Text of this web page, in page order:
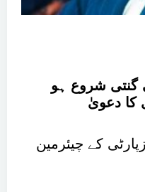
گنتی شروع ہو
کا دعویٰ
کے چیئرمین